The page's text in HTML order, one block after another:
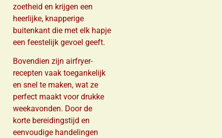
zoetheid en krijgen een
heerlijke, knapperige
buitenkant die met elk hapje
een feestelijk gevoel geeft.
Bovendien zijn airfryer-
recepten vaak toegankelijk
en snel te maken, wat ze
perfect maakt voor drukke
weekavonden. Door de
korte bereidingstijd en
eenvoudige handelingen